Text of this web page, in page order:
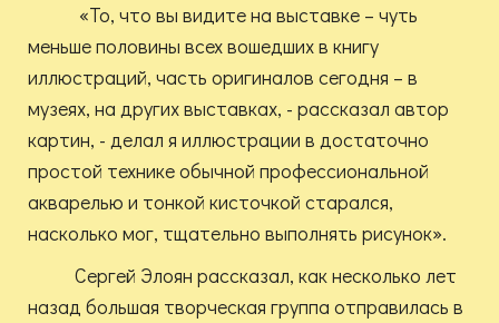
«То, что вы видите на выставке – чуть
меньше половины всех вошедших в книгу
иллюстраций, часть оригиналов сегодня – в
музеях, на других выставках, - рассказал автор
картин, - делал я иллюстрации в достаточно
простой технике обычной профессиональной
акварелью и тонкой кисточкой старался,
насколько мог, тщательно выполнять рисунок».
Сергей Элоян рассказал, как несколько лет
назад большая творческая группа отправилась в